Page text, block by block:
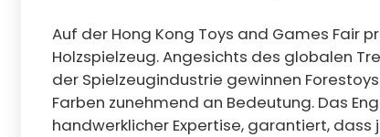
Auf der Hong Kong Toys and Games Fair
Holzspielzeug. Angesichts des globalen
der Spielzeugindustrie gewinnen
Farben zunehmend an Bedeutung. Das
handwerklicher Expertise, garantiert,